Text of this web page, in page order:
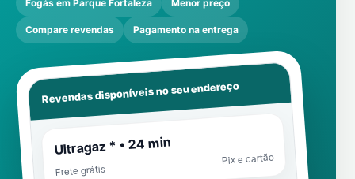
Fogás em Parque Fortaleza Menor preço
Compare revendas Pagamento na entrega
Revendas disponíveis no seu endereço
Ultragaz * • 24 min
Frete grátis
Pix e cartão